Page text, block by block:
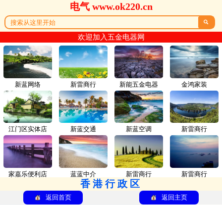
电气 www.ok220.cn

欢迎加入五金电器网
新蓝网络 新雷商行
江门区实体店 新蓝交通
家嘉乐便利店 蓝蓝中介
新能五金电器 金鸿家装
新蓝空调 新雷商行
新雷商行 新雷商行
香港行政区
返回首页 返回主页